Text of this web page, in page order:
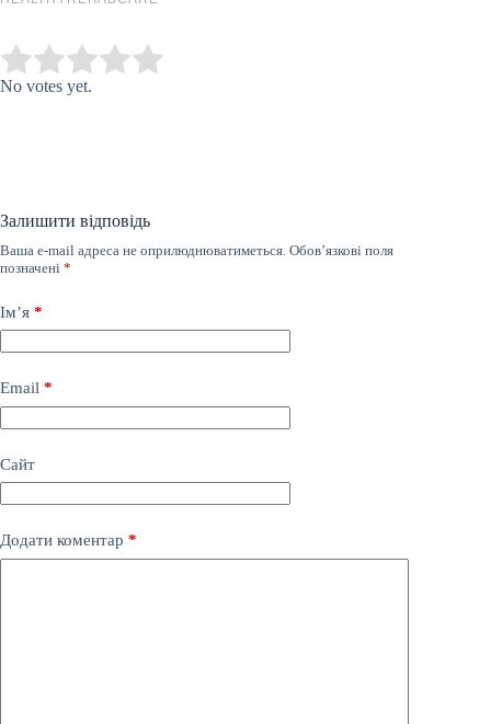
Rate this item:
No votes yet.
Залишити відповідь
Ваша e-mail адреса не оприлюднюватиметься. Обов’язкові поля
позначені *
Ім’я *
Email *
Сайт
Додати коментар *